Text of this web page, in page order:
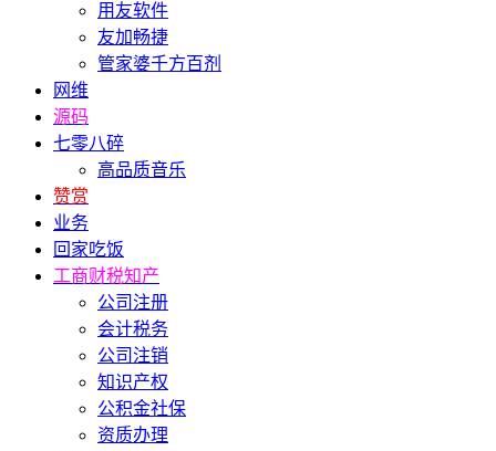
用友软件
友加畅捷
管家婆千方百剂
网维
源码
七零八碎
高品质音乐
赞赏
业务
回家吃饭
工商财税知产
公司注册
会计税务
公司注销
知识产权
公积金社保
资质办理